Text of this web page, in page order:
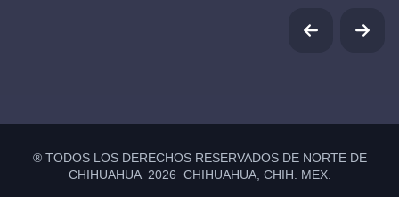
® TODOS LOS DERECHOS RESERVADOS DE NORTE DE
CHIHUAHUA 2026 CHIHUAHUA, CHIH. MEX.